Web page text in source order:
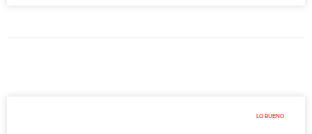
LO BUENO